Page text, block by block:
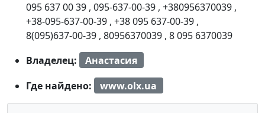
095 637 00 39 , 095-637-00-39 , +380956370039 ,
+38-095-637-00-39 , +38 095 637-00-39 ,
8(095)637-00-39 , 80956370039 , 8 095 6370039
Владелец:
Анастасия
Где найдено:
www.olx.ua